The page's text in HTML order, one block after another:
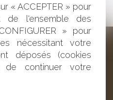
BAILLY AVOCATS
- BP 542
EN COTENTIN
22 26 20
« ACCEPTER » pour
de l'ensemble des
» pour
nécessitant votre
déposés (cookies
de continuer votre